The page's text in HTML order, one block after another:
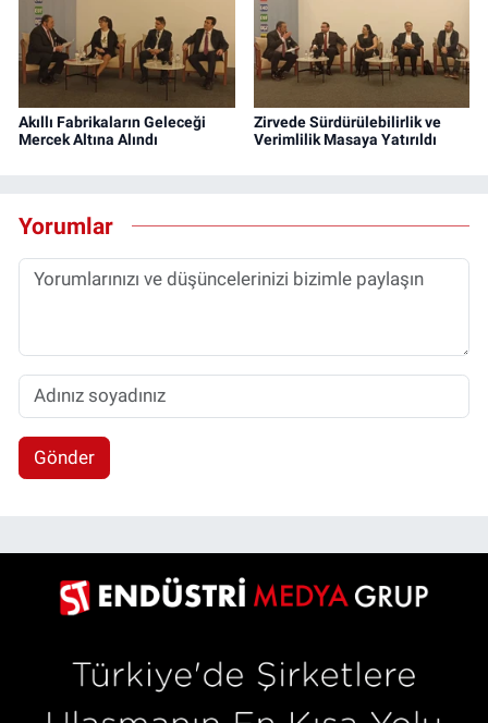
Akıllı Fabrikaların Geleceği
Mercek Altına Alındı
Zirvede Sürdürülebilirlik ve
Verimlilik Masaya Yatırıldı
Yorumlar
Gönder